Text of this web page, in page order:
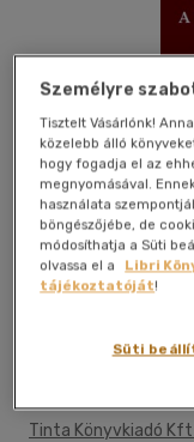
Tinta Könyvkiadó Kft
Személyre
Tisztelt Vásárlónk!
közelebb álló
hogy fogadja el az
megnyomásával.
használata
böngészőjébe, de
módosíthatja a Süti
olvassa el a
Libri
tájékoztatóját!
Süti